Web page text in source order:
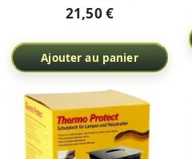
21,50 €
Ajouter au panier